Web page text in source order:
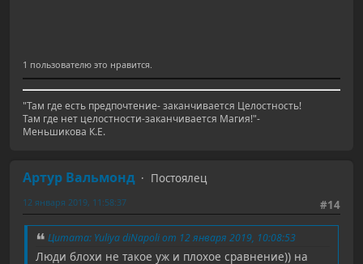
1 пользователю это нравится.
"Там где есть предпочтение- заканчивается Целостность!
Там где нет целостности-заканчивается Магия!"-
Меньшикова К.Е.
Артур Вальмонд
Постоялец
#14
12 января 2019, 11:58:37
Цитата: Yuliya diNapoli от 12 января 2019, 10:08:53
Люди блохи не такое уж и плохое сравнение)) на